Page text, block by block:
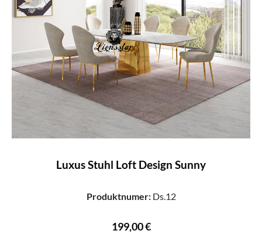
Luxus Stuhl Loft Design Sunny
Produktnumer:Ds.12
199,00 €